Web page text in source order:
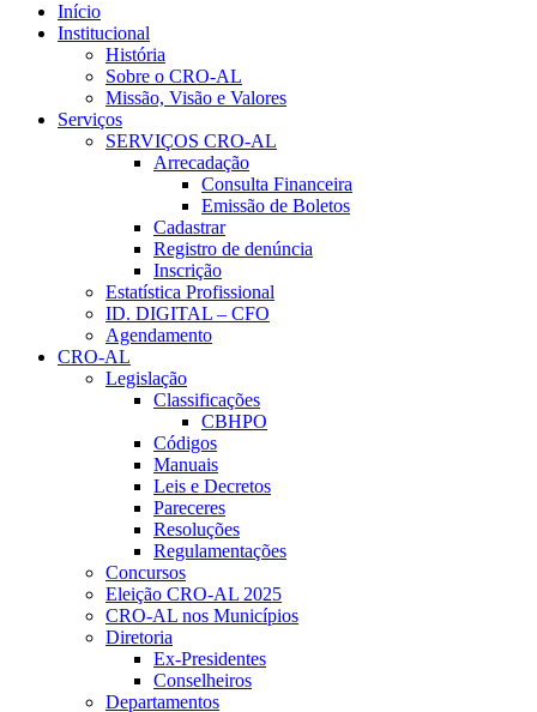
Início
Institucional
História
Sobre o CRO-AL
Missão, Visão e Valores
Serviços
SERVIÇOS CRO-AL
Arrecadação
Consulta Financeira
Emissão de Boletos
Cadastrar
Registro de denúncia
Inscrição
Estatística Profissional
ID. DIGITAL – CFO
Agendamento
CRO-AL
Legislação
Classificações
CBHPO
Códigos
Manuais
Leis e Decretos
Pareceres
Resoluções
Regulamentações
Concursos
Eleição CRO-AL 2025
CRO-AL nos Municípios
Diretoria
Ex-Presidentes
Conselheiros
Departamentos